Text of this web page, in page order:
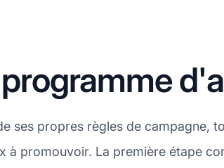
ses propres règles de campagne,
à promouvoir. La première étape